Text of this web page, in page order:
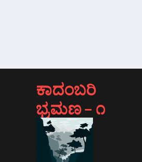
ಕಾದಂಬರಿ
ಭ್ರಮಣ – ೧